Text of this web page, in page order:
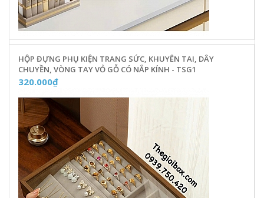
HỘP ĐỰNG PHỤ KIỆN TRANG SỨC, KHUYÊN TAI, DÂY
CHUYỀN, VÒNG TAY VỎ GỖ CÓ NẮP KÍNH - TSG1
320.000₫